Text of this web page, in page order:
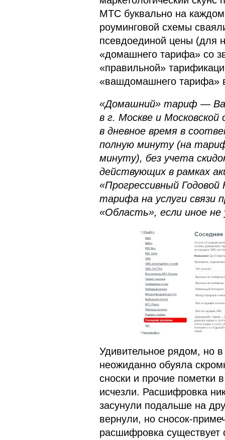
МТС буквально на каждом
роуминговой схемы
псевдоединой цены (для
«домашнего тарифа» со
«правильной»
«вашдомашнего тарифа»
«Домашний» тариф —
в г. Москве и Московской
в дневное время в
полную минуту (на
минуту), без учета
действующих в рамках
«Прогрессивный
тарифа на услуги связи
«Область», если иное
Удивительное рядом, но
неожиданно обуяла
сноски и прочие пометки
исчезли. Расшифровка
засунули подальше на
вернули, но сносок-
расшифровка существует